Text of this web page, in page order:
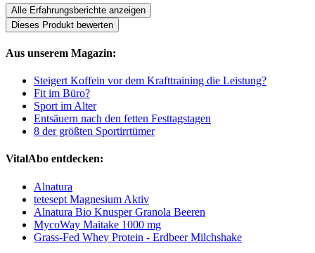
Alle Erfahrungsberichte anzeigen
Dieses Produkt bewerten
Aus unserem Magazin:
Steigert Koffein vor dem Krafttraining die Leistung?
Fit im Büro?
Sport im Alter
Entsäuern nach den fetten Festtagstagen
8 der größten Sportirrtümer
VitalAbo entdecken:
Alnatura
tetesept Magnesium Aktiv
Alnatura Bio Knusper Granola Beeren
MycoWay Maitake 1000 mg
Grass-Fed Whey Protein - Erdbeer Milchshake